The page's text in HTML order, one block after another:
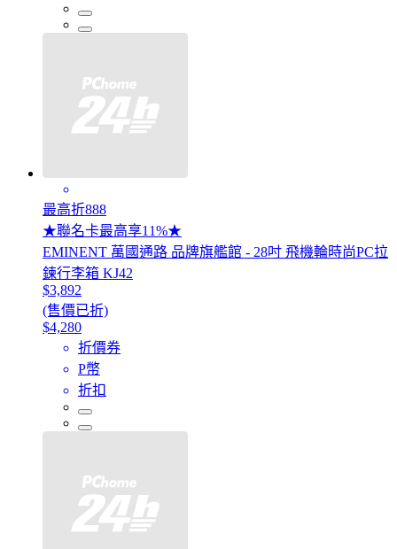
最高折888
★聯名卡最高享11%★
EMINENT 萬國通路 品牌旗艦館 - 28吋 飛機輪時尚PC拉
鍊行李箱 KJ42
$3,892
(售價已折)
$4,280
折價券
P幣
折扣